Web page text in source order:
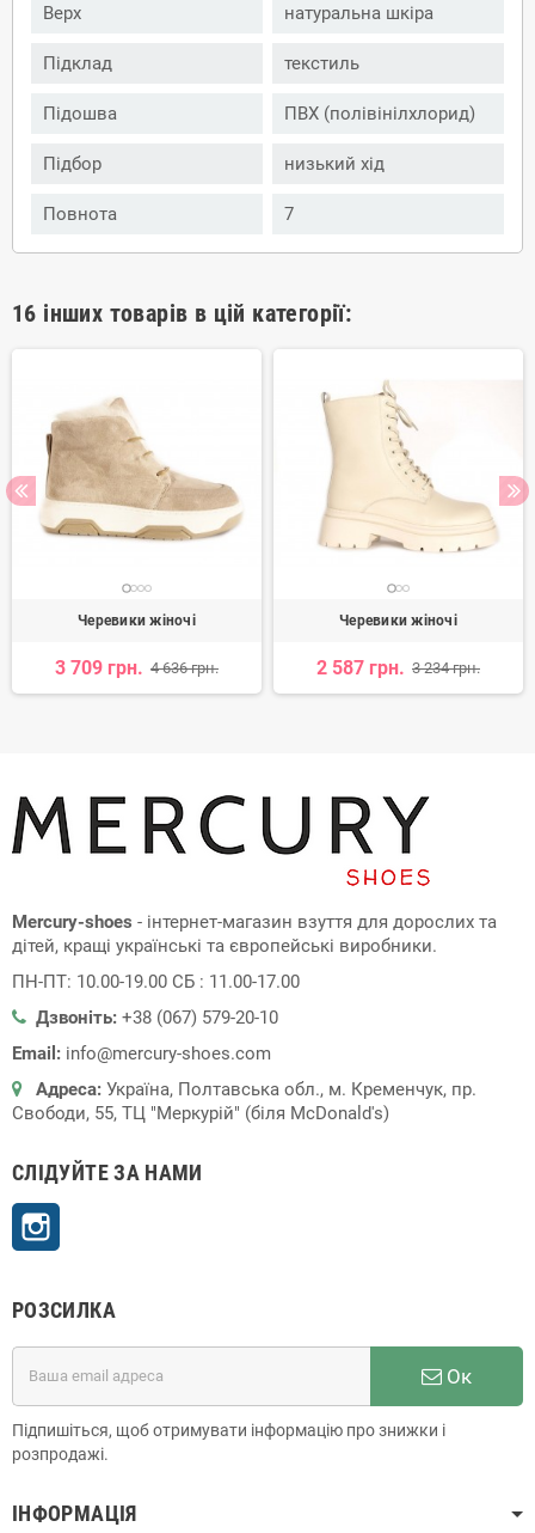
Верх натуральна шкіра
Підклад текстиль
Підошва ПВХ (полівінілхлорид)
Підбор низький хід
Повнота 7
16 інших товарів в цій категорії:
Черевики жіночі
3 709 грн. 4 636 грн.
Черевики жіночі
2 587 грн. 3 234 грн.
Mercury-shoes - інтернет-магазин взуття для дорослих та
дітей, кращі українські та європейські виробники.
ПН-ПТ: 10.00-19.00 СБ : 11.00-17.00
Дзвоніть: +38 (067) 579-20-10
Email: info@mercury-shoes.com
Адреса: Україна, Полтавська обл., м. Кременчук, пр.
Свободи, 55, ТЦ "Меркурій" (біля McDonald's)
СЛІДУЙТЕ ЗА НАМИ
РОЗСИЛКА
Ок
Підпишіться, щоб отримувати інформацію про знижки і
розпродажі.
ІНФОРМАЦІЯ